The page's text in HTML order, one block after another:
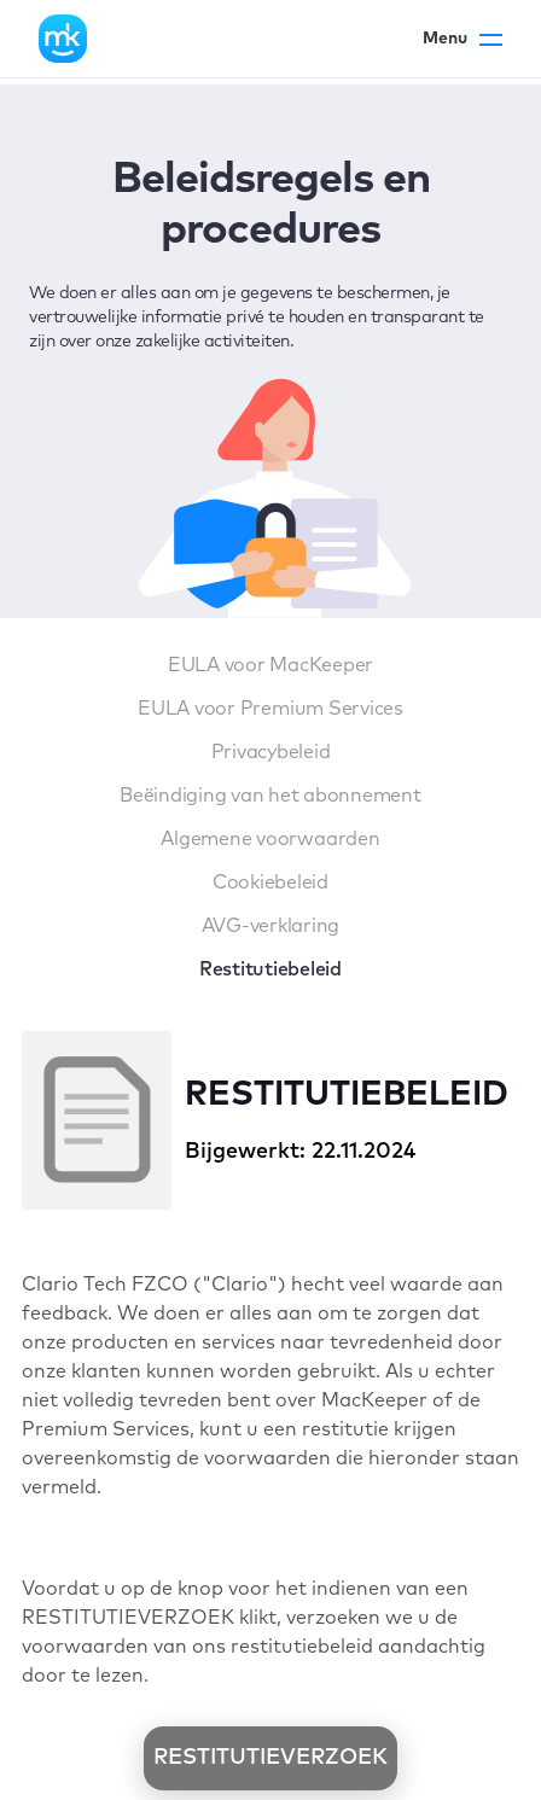
Menu
Beleidsregels en
procedures
We doen er alles aan om je gegevens te beschermen, je
vertrouwelijke informatie privé te houden en transparant te
zijn over onze zakelijke activiteiten.
EULA voor MacKeeper
EULA voor Premium Services
Privacybeleid
Beëindiging van het abonnement
Algemene voorwaarden
Cookiebeleid
AVG-verklaring
Restitutiebeleid
RESTITUTIEBELEID
Bijgewerkt: 22.11.2024
Clario Tech FZCO ("Clario") hecht veel waarde aan
feedback. We doen er alles aan om te zorgen dat
onze producten en services naar tevredenheid door
onze klanten kunnen worden gebruikt. Als u echter
niet volledig tevreden bent over MacKeeper of de
Premium Services, kunt u een restitutie krijgen
overeenkomstig de voorwaarden die hieronder staan
vermeld.
Voordat u op de knop voor het indienen van een
RESTITUTIEVERZOEK klikt, verzoeken we u de
voorwaarden van ons restitutiebeleid aandachtig
door te lezen.
RESTITUTIEVERZOEK